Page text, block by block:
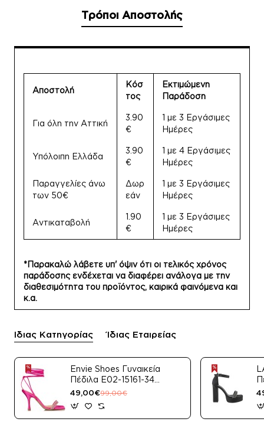
Τρόποι Αποστολής
Αποστολή
Κόσ
τος
Εκτιμώμενη
Παράδοση
Για όλη την Αττική
3.90
€
1 με 3 Εργάσιμες
Ημέρες
Υπόλοιπη Ελλάδα
3.90
€
1 με 4 Εργάσιμες
Ημέρες
Παραγγελίες άνω
των 50€
Δωρ
εάν
1 με 3 Εργάσιμες
Ημέρες
Αντικαταβολή
1.90
€
1 με 3 Εργάσιμες
Ημέρες
*Παρακαλώ λάβετε υπ' όψιν ότι οι τελικός χρόνος
παράδοσης ενδέχεται να διαφέρει ανάλογα με την
διαθεσιμότητα του προϊόντος, καιρικά φαινόμενα και
κ.α.
Ίδιας Κατηγορίας Ίδιας Εταιρείας
Envie Shoes Γυναικεία
Πέδιλα E02-15161-34
Μαύρο Satin
49,00€99,00€